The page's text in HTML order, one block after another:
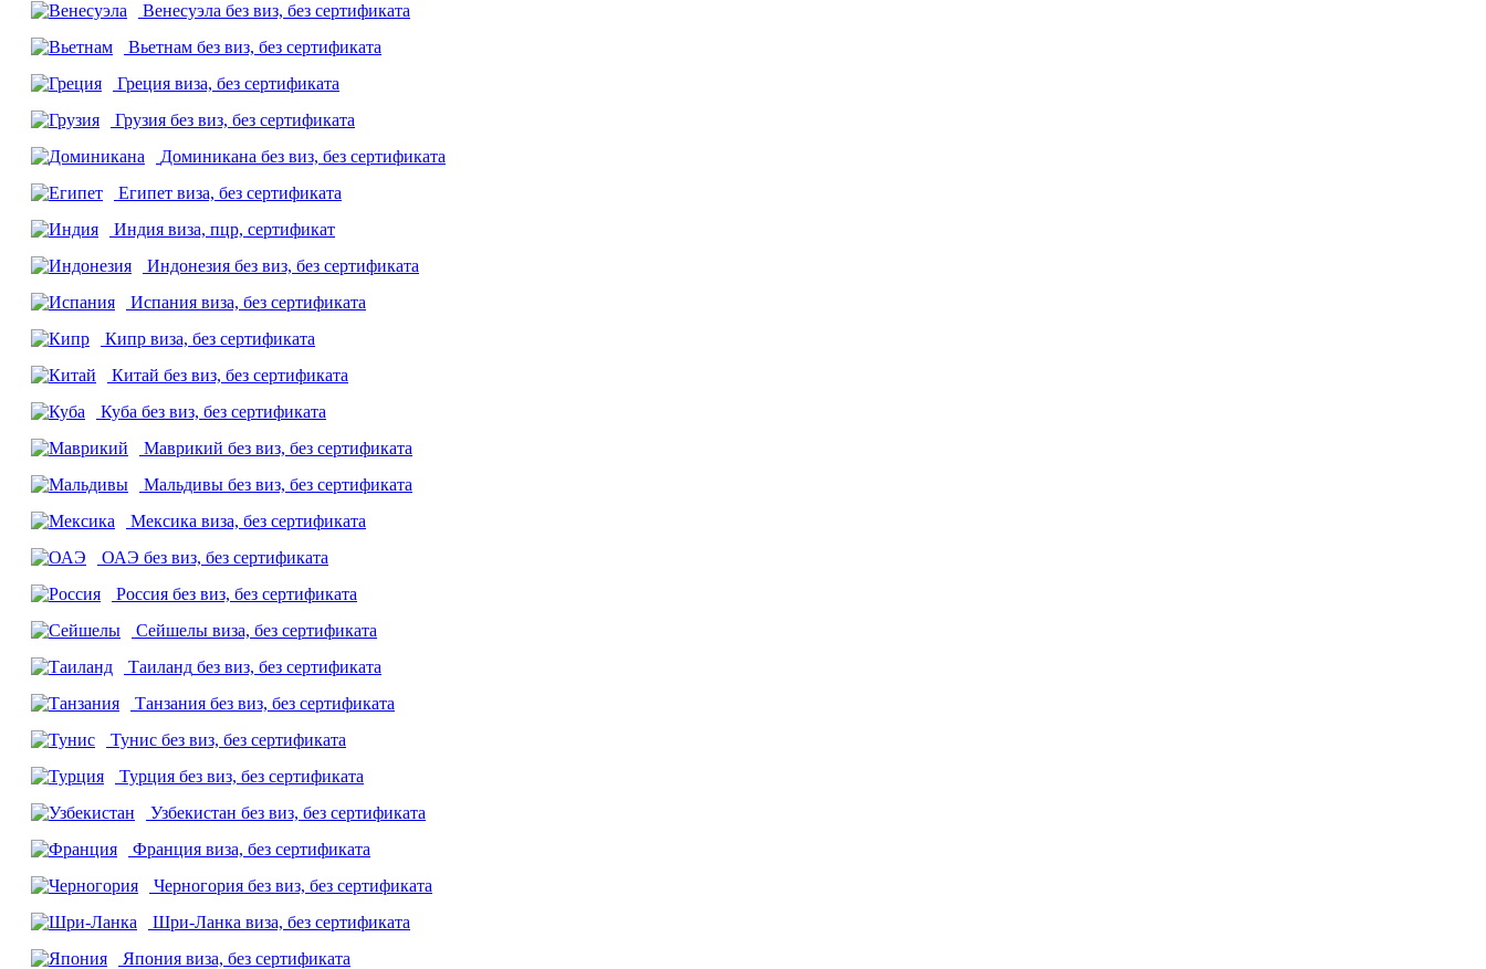
Венесуэла без виз, без сертификата
Вьетнам без виз, без сертификата
Греция виза, без сертификата
Грузия без виз, без сертификата
Доминикана без виз, без сертификата
Египет виза, без сертификата
Индия виза, пцр, сертификат
Индонезия без виз, без сертификата
Испания виза, без сертификата
Кипр виза, без сертификата
Китай без виз, без сертификата
Куба без виз, без сертификата
Маврикий без виз, без сертификата
Мальдивы без виз, без сертификата
Мексика виза, без сертификата
ОАЭ без виз, без сертификата
Россия без виз, без сертификата
Сейшелы виза, без сертификата
Таиланд без виз, без сертификата
Танзания без виз, без сертификата
Тунис без виз, без сертификата
Турция без виз, без сертификата
Узбекистан без виз, без сертификата
Франция виза, без сертификата
Черногория без виз, без сертификата
Шри-Ланка виза, без сертификата
Япония виза, без сертификата